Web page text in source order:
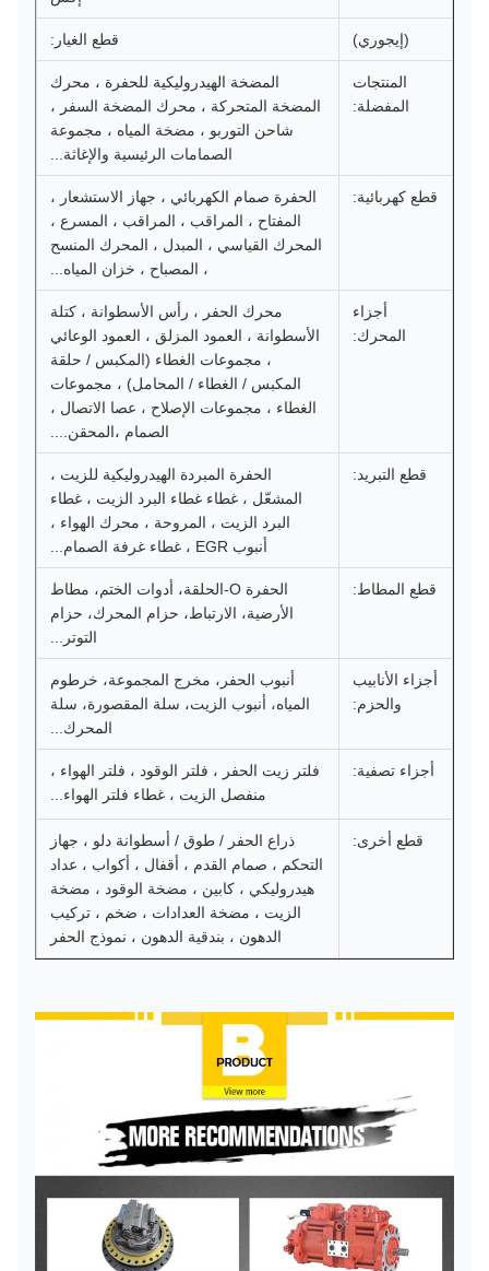
(إيجوري) قطع الغيار:
المنتجات
المفضلة:
المضخة الهيدروليكية للحفرة ، محرك
المضخة المتحركة ، محرك المضخة السفر ،
شاحن التوربو ، مضخة المياه ، مجموعة
الصمامات الرئيسية والإغاثة...
قطع كهربائية:
الحفرة صمام الكهربائي ، جهاز الاستشعار ،
المفتاح ، المراقب ، المراقب ، المسرع ،
المحرك القياسي ، المبدل ، المحرك المنسح
، المصباح ، خزان المياه...
أجزاء
المحرك:
محرك الحفر ، رأس الأسطوانة ، كتلة
الأسطوانة ، العمود المزلق ، العمود الوعائي
، مجموعات الغطاء (المكبس / حلقة
المكبس / الغطاء / المحامل) ، مجموعات
الغطاء ، مجموعات الإصلاح ، عصا الاتصال ،
الصمام ،المحقن....
قطع التبريد:
الحفرة المبردة الهيدروليكية للزيت ،
المشعّل ، غطاء غطاء البرد الزيت ، غطاء
البرد الزيت ، المروحة ، محرك الهواء ،
أنبوب EGR ، غطاء غرفة الصمام...
قطع المطاط:
الحفرة O-الحلقة، أدوات الختم، مطاط
الأرضية، الارتباط، حزام المحرك، حزام
التوتر...
أجزاء الأنابيب
والحزم:
أنبوب الحفر، مخرج المجموعة، خرطوم
المياه، أنبوب الزيت، سلة المقصورة، سلة
المحرك...
أجزاء تصفية:
فلتر زيت الحفر ، فلتر الوقود ، فلتر الهواء ،
منفصل الزيت ، غطاء فلتر الهواء...
قطع أخرى:
ذراع الحفر / طوق / أسطوانة دلو ، جهاز
التحكم ، صمام القدم ، أقفال ، أكواب ، عداد
هيدروليكي ، كابين ، مضخة الوقود ، مضخة
الزيت ، مضخة العدادات ، ضخم ، تركيب
الدهون ، بندقية الدهون ، نموذج الحفر